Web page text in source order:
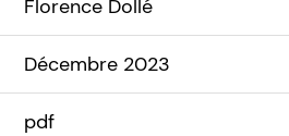
Florence Dollé
Décembre 2023
pdf